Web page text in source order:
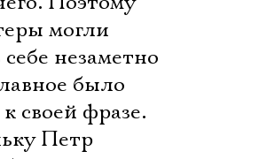
могли
незаметно
было
своей фразе.
Петр